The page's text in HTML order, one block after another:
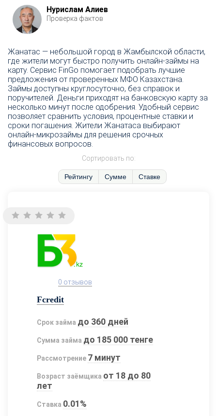
Нурислам Алиев
Проверка фактов
Жанатас — небольшой город в Жамбылской области,
где жители могут быстро получить онлайн-займы на
карту. Сервис FinGo помогает подобрать лучшие
предложения от проверенных МФО Казахстана.
Займы доступны круглосуточно, без справок и
поручителей. Деньги приходят на банковскую карту за
несколько минут после одобрения. Удобный сервис
позволяет сравнить условия, процентные ставки и
сроки погашения. Жители Жанатаса выбирают
онлайн-микрозаймы для решения срочных
финансовых вопросов.
Сортировать по:
Рейтингу Сумме Ставке
0 отзывов
Fcredit
Срок займа до 360 дней
Сумма займа до 185 000 тенге
Рассмотрение 7 минут
Возраст заёмщика от 18 до 80
лет
Ставка 0.01%